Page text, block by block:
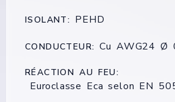
ISOLANT: PEHD
CONDUCTEUR: Cu AWG24 Ø
RÉACTION AU FEU:
Euroclasse Eca selon EN